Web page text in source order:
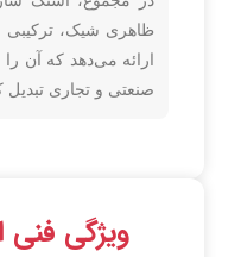
ظاهری شیک، ترکیبی
ارائه می‌دهد که آن
صنعتی و تجاری
ویژگی